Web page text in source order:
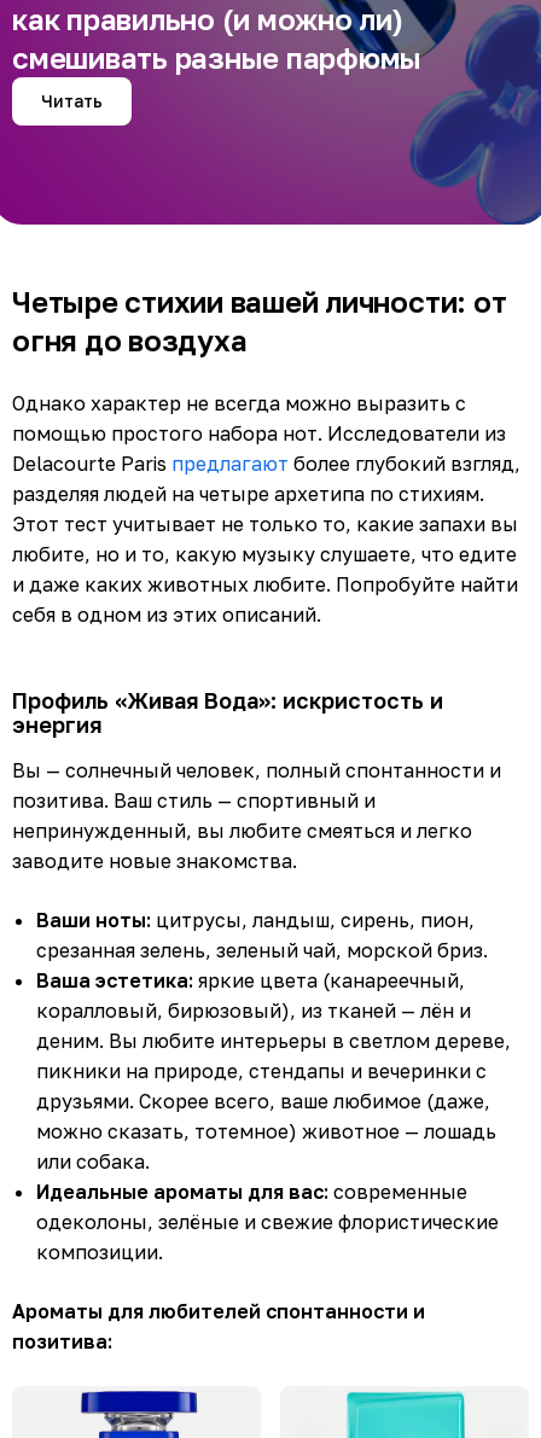
как правильно (и можно ли)
смешивать разные парфюмы
Читать
Четыре стихии вашей личности: от
огня до воздуха
Однако характер не всегда можно выразить с
помощью простого набора нот. Исследователи из
Delacourte Paris предлагают более глубокий взгляд,
разделяя людей на четыре архетипа по стихиям.
Этот тест учитывает не только то, какие запахи вы
любите, но и то, какую музыку слушаете, что едите
и даже каких животных любите. Попробуйте найти
себя в одном из этих описаний.
Профиль «Живая Вода»: искристость и
энергия
Вы — солнечный человек, полный спонтанности и
позитива. Ваш стиль — спортивный и
непринужденный, вы любите смеяться и легко
заводите новые знакомства.
Ваши ноты: цитрусы, ландыш, сирень, пион,
срезанная зелень, зеленый чай, морской бриз.
Ваша эстетика: яркие цвета (канареечный,
коралловый, бирюзовый), из тканей — лён и
деним. Вы любите интерьеры в светлом дереве,
пикники на природе, стендапы и вечеринки с
друзьями. Скорее всего, ваше любимое (даже,
можно сказать, тотемное) животное — лошадь
или собака.
Идеальные ароматы для вас: современные
одеколоны, зелёные и свежие флористические
композиции.
Ароматы для любителей спонтанности и
позитива: